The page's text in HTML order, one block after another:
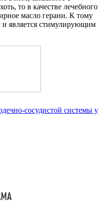
то в качестве лечебного
масло герани. К тому
является стимулирующим
сосудистой системы у